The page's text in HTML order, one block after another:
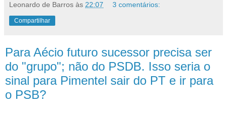
Leonardo de Barros às 22:07 3 comentários:
Compartilhar
Para Aécio futuro sucessor precisa ser
do "grupo"; não do PSDB. Isso seria o
sinal para Pimentel sair do PT e ir para
o PSB?